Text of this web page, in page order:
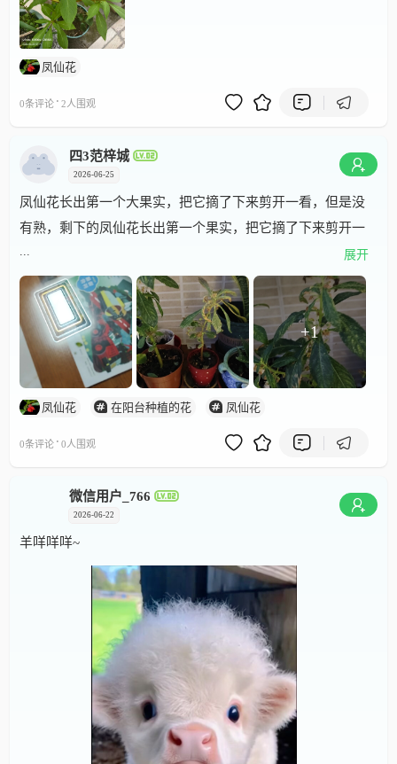
凤仙花
0条评论 · 2人围观
四3范梓城
2026-06-25
凤仙花长出第一个大果实，把它摘了下来剪开一看，但是没
有熟，剩下的凤仙花长出第一个果实，把它摘了下来剪开一
看，但是没有熟，剩下的有一个已经跟他差不多了，我打算
等几天之后再收。三棵的子叶已经彻底脱落，在子叶处长出
了新的侧枝。剩下的大致和上次不变。
... 展开
+1
凤仙花 在阳台种植的花 凤仙花
0条评论 · 0人围观
微信用户_766
2026-06-22
羊咩咩咩~